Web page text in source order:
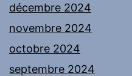
décembre 2024
novembre 2024
octobre 2024
septembre 2024